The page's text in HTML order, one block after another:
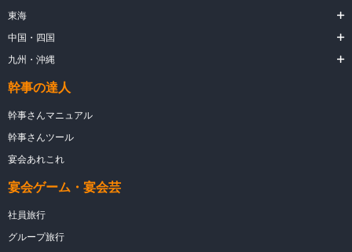
東海
中国・四国
九州・沖縄
幹事の達人
幹事さんマニュアル
幹事さんツール
宴会あれこれ
宴会ゲーム・宴会芸
社員旅行
グループ旅行